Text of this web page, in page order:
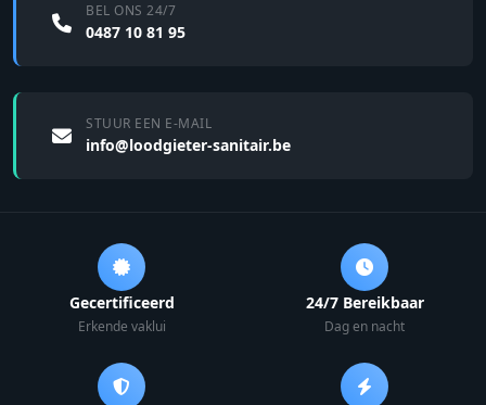
BEL ONS 24/7
0487 10 81 95
STUUR EEN E-MAIL
info@loodgieter-sanitair.be
Gecertificeerd
Erkende vaklui
24/7 Bereikbaar
Dag en nacht